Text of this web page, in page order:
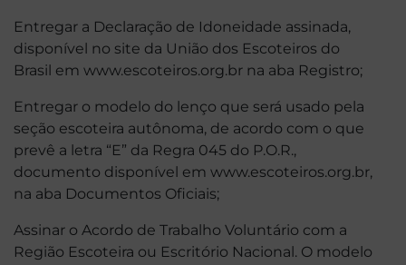
Entregar a Declaração de Idoneidade assinada,
disponível no site da União dos Escoteiros do
Brasil em www.escoteiros.org.br na aba Registro;
Entregar o modelo do lenço que será usado pela
seção escoteira autônoma, de acordo com o que
prevê a letra “E” da Regra 045 do P.O.R.,
documento disponível em www.escoteiros.org.br,
na aba Documentos Oficiais;
Assinar o Acordo de Trabalho Voluntário com a
Região Escoteira ou Escritório Nacional. O modelo